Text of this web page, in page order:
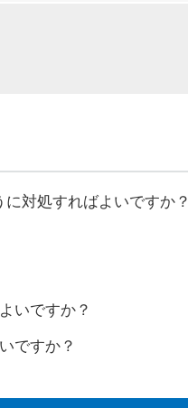
対処すればよいですか？
いですか？
ですか？